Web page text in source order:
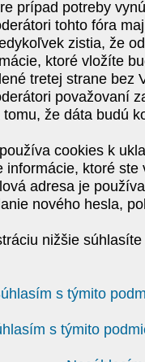
prípad potreby
tohto fóra
zistia, že
ktoré vložíte
tretej strane bez
považovaní
že dáta budú
cookies k
informácie, ktoré
adresa je
nového hesla,
nižšie
s týmito
s týmito